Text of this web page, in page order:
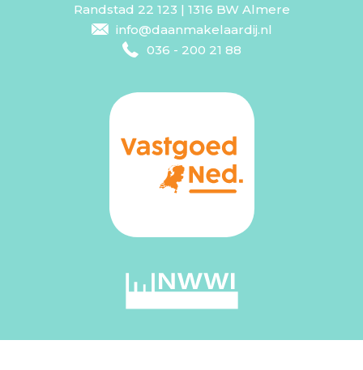
Randstad 22 123 | 1316 BW Almere
info@daanmakelaardij.nl
036 - 200 21 88